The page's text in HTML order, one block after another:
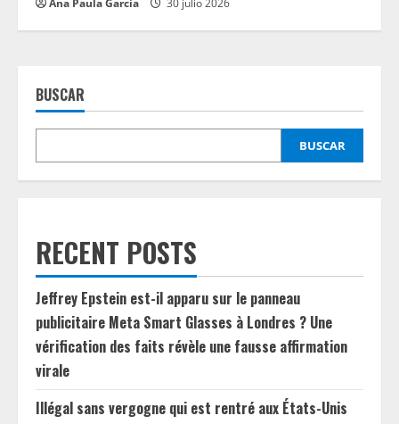
Ana Paula García 30 julio 2026
BUSCAR
BUSCAR
RECENT POSTS
Jeffrey Epstein est-il apparu sur le panneau
publicitaire Meta Smart Glasses à Londres ? Une
vérification des faits révèle une fausse affirmation
virale
Illégal sans vergogne qui est rentré aux États-Unis